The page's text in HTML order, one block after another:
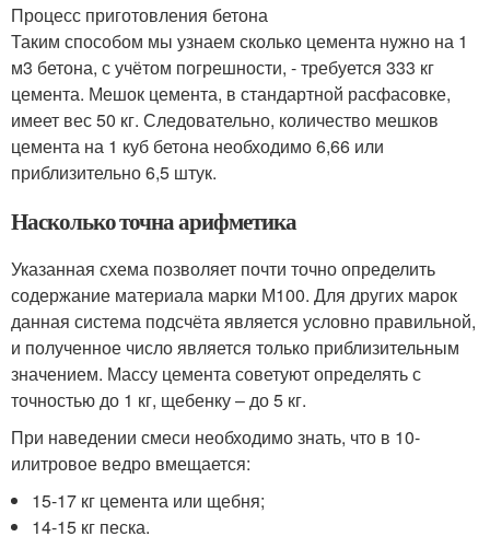
Процесс приготовления бетона
Таким способом мы узнаем сколько цемента нужно на 1
м3 бетона, с учётом погрешности, - требуется 333 кг
цемента. Мешок цемента, в стандартной расфасовке,
имеет вес 50 кг. Следовательно, количество мешков
цемента на 1 куб бетона необходимо 6,66 или
приблизительно 6,5 штук.
Насколько точна арифметика
Указанная схема позволяет почти точно определить
содержание материала марки М100. Для других марок
данная система подсчёта является условно правильной,
и полученное число является только приблизительным
значением. Массу цемента советуют определять с
точностью до 1 кг, щебенку – до 5 кг.
При наведении смеси необходимо знать, что в 10-
илитровое ведро вмещается:
15-17 кг цемента или щебня;
14-15 кг песка.